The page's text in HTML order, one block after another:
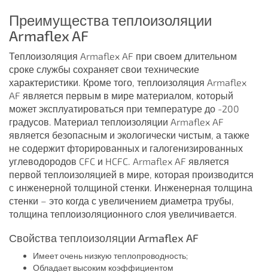
Преимущества теплоизоляции
Armaflex AF
Теплоизоляция Armaflex AF при своем длительном
сроке службы сохраняет свои технические
характеристики. Кроме того, теплоизоляция Armaflex
AF является первым в мире материалом, который
может эксплуатироваться при температуре до -200
градусов. Материал теплоизоляции Armaflex AF
является безопасным и экологически чистым, а также
не содержит фторированных и галогенизированных
углеводородов CFC и HCFC. Armaflex AF является
первой теплоизоляцией в мире, которая производится
с инженерной толщиной стенки. Инженерная толщина
стенки – это когда с увеличением диаметра трубы,
толщина теплоизоляционного слоя увеличивается.
Свойства теплоизоляции Armaflex AF
Имеет очень низкую теплопроводность;
Обладает высоким коэффициентом